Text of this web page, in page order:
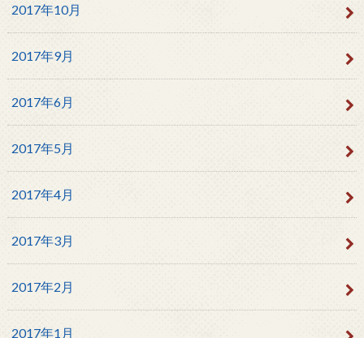
2017年10月
2017年9月
2017年6月
2017年5月
2017年4月
2017年3月
2017年2月
2017年1月